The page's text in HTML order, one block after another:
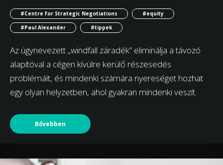
#Centre for Strategic Negotiations
#equity
#Paul Alexander
#tippek
Az úgynevezett „windfall záradék” eliminálja a távozó
alapítóval a cégen kívülre kerülő részesedés
problémáit, és mindenki számára nyereséget hozhat
egy olyan helyzetben, ahol gyakran mindenki veszít.
Bővebben